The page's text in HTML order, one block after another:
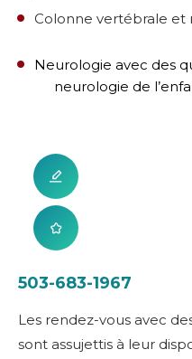
Neurologie avec des qualifications spéciales en
neurologie de
503-683-1967
Les rendez-vous avec
sont assujettis à leur